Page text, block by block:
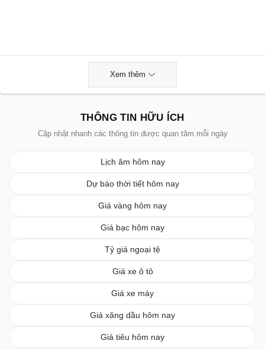
Xem thêm
THÔNG TIN HỮU ÍCH
Cập nhật nhanh các thông tin được quan tâm mỗi ngày
Lịch âm hôm nay
Dự báo thời tiết hôm nay
Giá vàng hôm nay
Giá bạc hôm nay
Tỷ giá ngoại tệ
Giá xe ô tô
Giá xe máy
Giá xăng dầu hôm nay
Giá tiêu hôm nay